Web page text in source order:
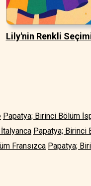
Lily'nin Renkli
Papatya; Birinci Bölüm
Papatya; Birinci
Fransızca Papatya;